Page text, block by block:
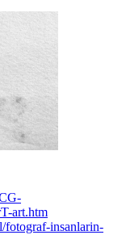
art.htm
fotograf-insanlarin-